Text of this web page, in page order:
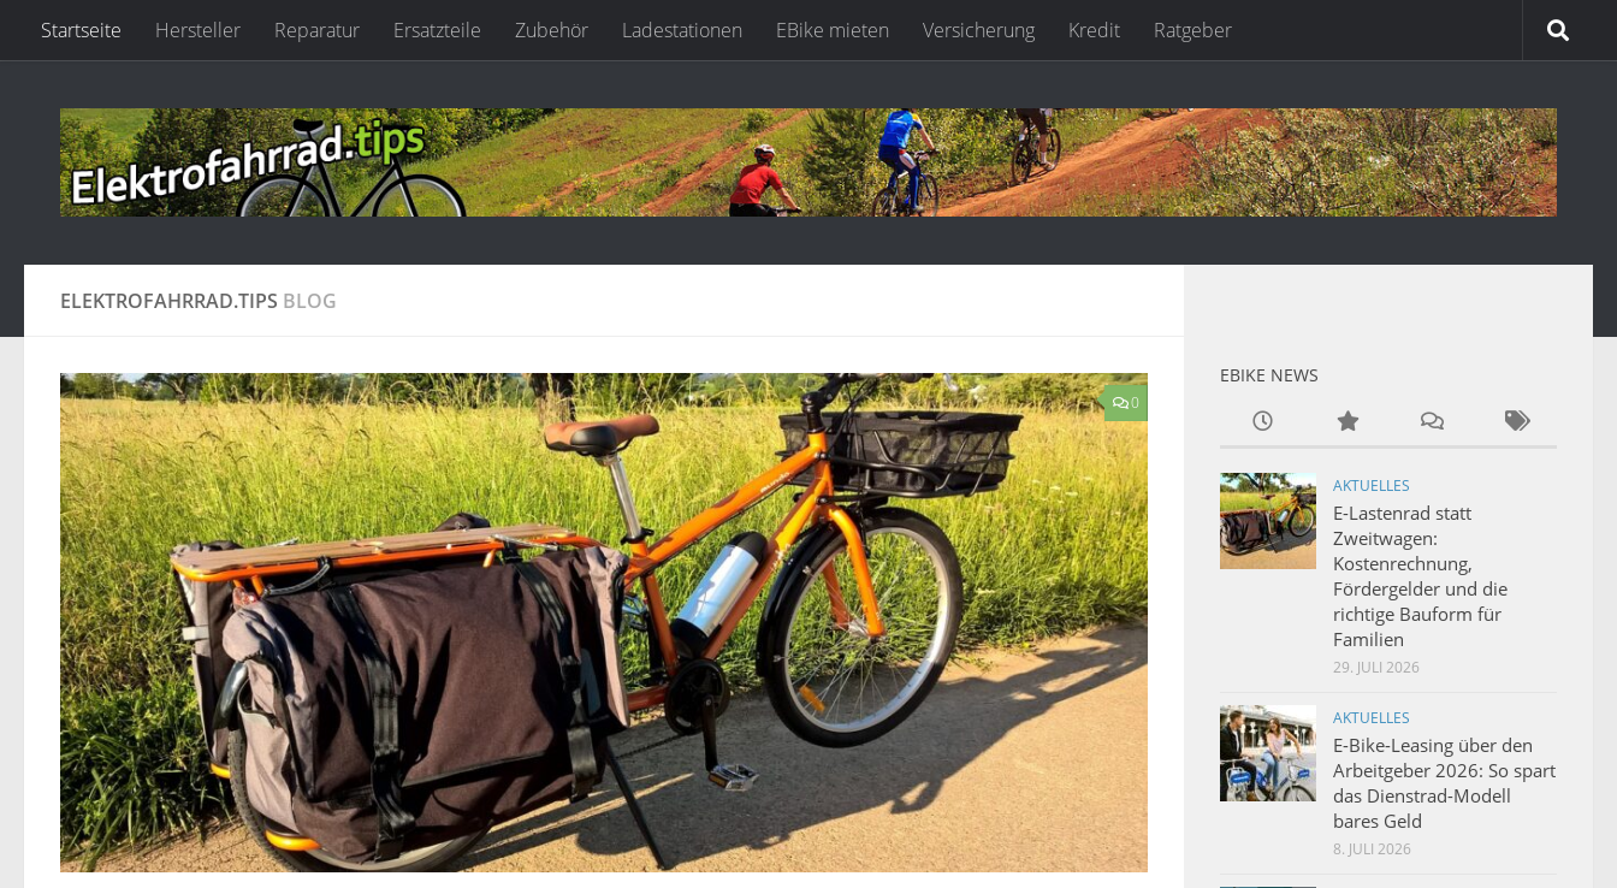
Zum Inhalt springen
Startseite Hersteller Reparatur Ersatzteile Zubehör Ladestationen EBike mieten Versicherung Kredit Ratgeber
ELEKTROFAHRRAD.TIPS BLOG
0
EBIKE NEWS
AKTUELLES
E-Lastenrad statt
Zweitwagen:
Kostenrechnung,
Fördergelder und die
richtige Bauform für
Familien
29. JULI 2026
AKTUELLES
E-Bike-Leasing über den
Arbeitgeber 2026: So spart
das Dienstrad-Modell
bares Geld
8. JULI 2026